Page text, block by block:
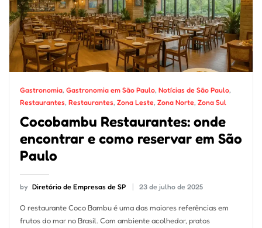
Gastronomia, Gastronomia em São Paulo, Notícias de São Paulo,
Restaurantes, Restaurantes, Zona Leste, Zona Norte, Zona Sul
Cocobambu Restaurantes: onde
encontrar e como reservar em São
Paulo
by Diretório de Empresas de SP 23 de julho de 2025
O restaurante Coco Bambu é uma das maiores referências em
frutos do mar no Brasil. Com ambiente acolhedor, pratos